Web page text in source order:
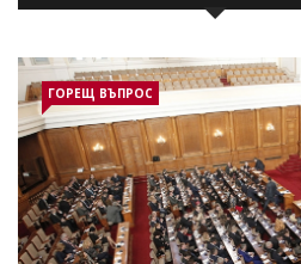
ГОРЕЩ ВЪПРОС